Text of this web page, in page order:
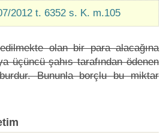
2012 t. 6352 s. K. m.105
olan bir para alacağına
üçüncü şahıs tarafından ödenen
Bununla borçlu bu miktar